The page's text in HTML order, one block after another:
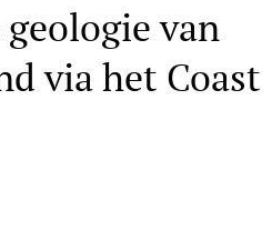
van
via het Coast